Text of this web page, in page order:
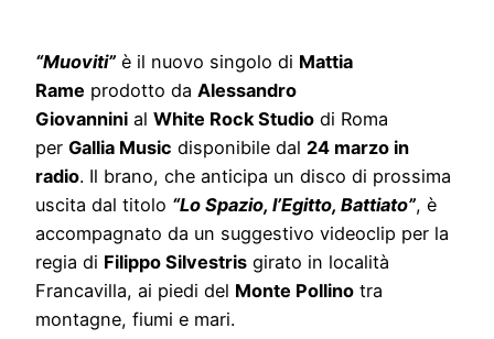
“Muoviti” è il nuovo singolo di Mattia
Rame prodotto da Alessandro
Giovannini al White Rock Studio di Roma
per Gallia Music disponibile dal 24 marzo in
radio. Il brano, che anticipa un disco di prossima
uscita dal titolo “Lo Spazio, l’Egitto, Battiato”, è
accompagnato da un suggestivo videoclip per la
regia di Filippo Silvestris girato in località
Francavilla, ai piedi del Monte Pollino tra
montagne, fiumi e mari.